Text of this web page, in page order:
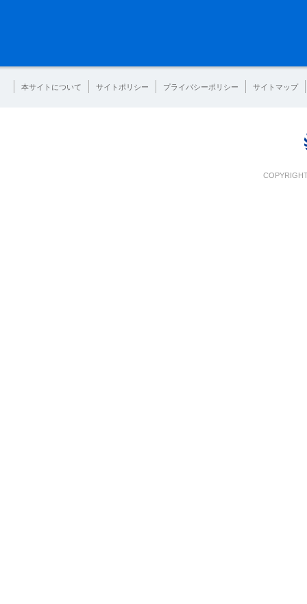
本サイトについて サイトポリシー プライバシーポリシー サイトマップ